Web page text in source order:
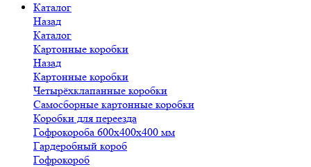
Каталог
Назад
Каталог
Картонные коробки
Назад
Картонные коробки
Четырёхклапанные коробки
Самосборные картонные коробки
Коробки для переезда
Гофрокороба 600х400х400 мм
Гардеробный короб
Гофрокороб